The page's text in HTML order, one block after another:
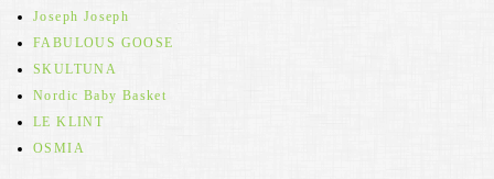
Joseph Joseph
FABULOUS GOOSE
SKULTUNA
Nordic Baby Basket
LE KLINT
OSMIA